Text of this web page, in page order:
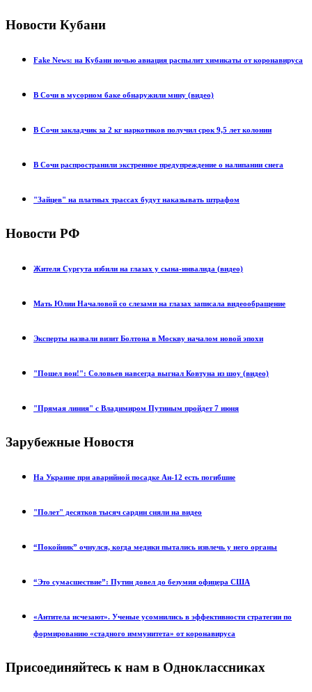
Новости Кубани
Fake News: на Кубани ночью авиация распылит химикаты от коронавируса
В Сочи в мусорном баке обнаружили мину (видео)
В Сочи закладчик за 2 кг наркотиков получил срок 9,5 лет колонии
В Сочи распространили экстренное предупреждение о налипании снега
"Зайцев" на платных трассах будут наказывать штрафом
Новости РФ
Жителя Сургута избили на глазах у сына-инвалида (видео)
Мать Юлии Началовой со слезами на глазах записала видеообращение
Эксперты назвали визит Болтона в Москву началом новой эпохи
"Пошел вон!": Соловьев навсегда выгнал Ковтуна из шоу (видео)
"Прямая линия" с Владимиром Путиным пройдет 7 июня
Зарубежные Новостя
На Украине при аварийной посадке Ан-12 есть погибшие
"Полет" десятков тысяч сардин сняли на видео
“Покойник” очнулся, когда медики пытались извлечь у него органы
“Это сумасшествие”: Путин довел до безумия офицера США
«Антитела исчезают». Ученые усомнились в эффективности стратегии по
формированию «стадного иммунитета» от коронавируса
Присоединяйтесь к нам в Одноклассниках